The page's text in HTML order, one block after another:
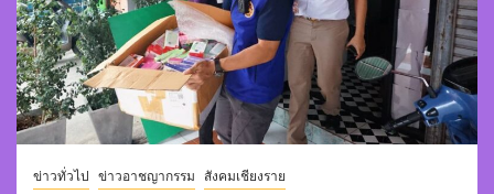
ข่าวทั่วไป ข่าวอาชญากรรม สังคมเชียงราย